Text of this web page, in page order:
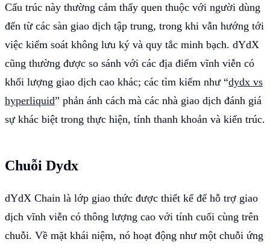
Cấu trúc này thường cảm thấy quen thuộc với người dùng
đến từ các sàn giao dịch tập trung, trong khi vẫn hướng tới
việc kiểm soát không lưu ký và quy tắc minh bạch. dYdX
cũng thường được so sánh với các địa điểm vĩnh viễn có
khối lượng giao dịch cao khác; các tìm kiếm như “dydx vs
hyperliquid” phản ánh cách mà các nhà giao dịch đánh giá
sự khác biệt trong thực hiện, tính thanh khoản và kiến trúc.
Chuỗi Dydx
dYdX Chain là lớp giao thức được thiết kế để hỗ trợ giao
dịch vĩnh viễn có thông lượng cao với tính cuối cùng trên
chuỗi. Về mặt khái niệm, nó hoạt động như một chuỗi ứng